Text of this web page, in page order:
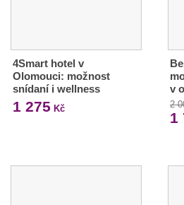
4Smart hotel v
Olomouci: možnost
snídaní i wellness
1 275 Kč
v
2
1